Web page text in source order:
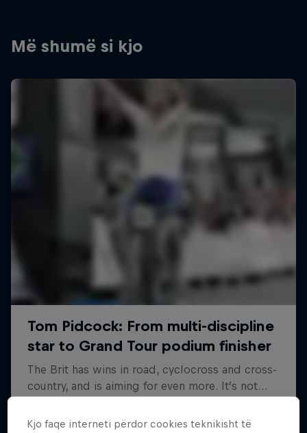
Më shumë si kjo
Kjo faqe interneti përdor cookies teknikisht të